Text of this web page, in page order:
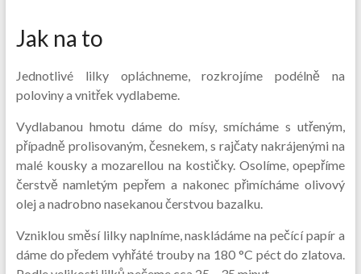
Jak na to
Jednotlivé lilky opláchneme, rozkrojíme podélně na
poloviny a vnitřek vydlabeme.
Vydlabanou hmotu dáme do mísy, smícháme s utřeným,
případně prolisovaným, česnekem, s rajčaty nakrájenými na
malé kousky a mozarellou na kostičky. Osolíme, opepříme
čerstvě namletým pepřem a nakonec přimícháme olivový
olej a nadrobno nasekanou čerstvou bazalku.
Vzniklou směsí lilky naplníme, naskládáme na pečící papír a
dáme do předem vyhřáté trouby na 180 °C péct do zlatova.